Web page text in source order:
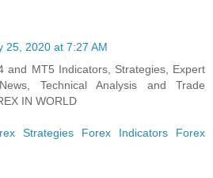
25, 2020 at 7:27 AM
and MT5 Indicators, Strategies, Expert
Technical Analysis and Trade
IN WORLD
Strategies Forex Indicators
Forex